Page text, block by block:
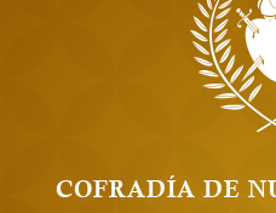
COFRADÍA DE